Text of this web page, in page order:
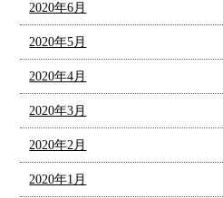
2020年6月
2020年5月
2020年4月
2020年3月
2020年2月
2020年1月